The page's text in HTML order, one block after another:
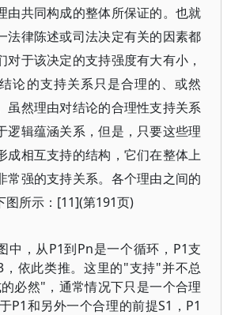
由共同构成的整体所保证的。也就
法律陈述或司法决定有关的因素都
对于该决定的支持强度有大有小，
论的支持关系只是合理的、或然
虽然理由对结论的合理性支持关系
逻辑蕴涵关系，但是，只要这些理
成相互支持的结构，它们在整体上
常强的支持关系。各个理由之间的
图所示：[11](第191页)
中，从P1到Pn是一个循环，P1支
，依此类推。这里的"支持"并不总
必然"，通常情况下只是一个合理
P1和另外一个合理的前提S1，P1